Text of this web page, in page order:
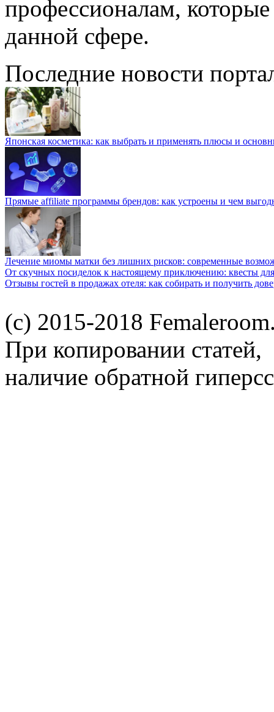
профессионалам,
данной сфере.
Последние новости
Японская косметика: как выбрать и применять плюсы и
Прямые affiliate программы брендов: как устроены и чем
Лечение миомы матки без лишних рисков: современные
От скучных посиделок к настоящему приключению: квесты
Отзывы гостей в продажах отеля: как собирать и получить
(c) 2015-2018
При копировании статей,
наличие обратной